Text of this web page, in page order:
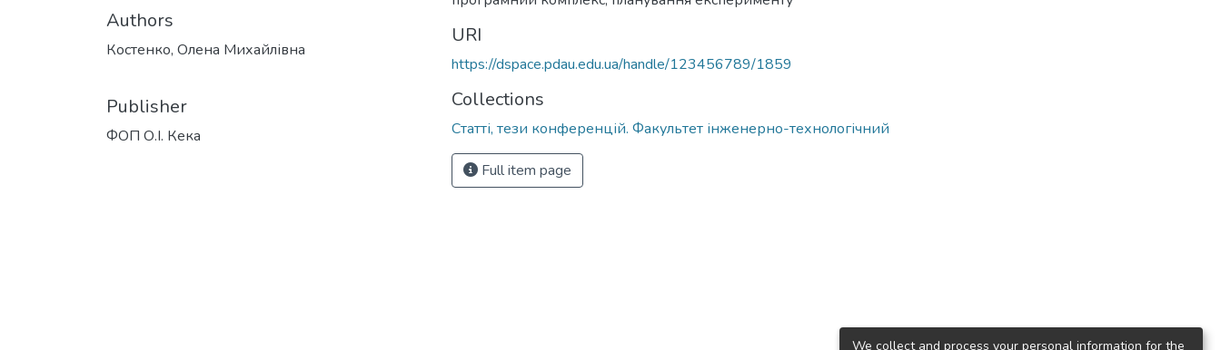
Authors
Костенко, Олена Михайлівна
Publisher
ФОП О.І. Кека
URI
https://dspace.pdau.edu.ua/handle/123456789/1859
Collections
Статті, тези конференцій. Факультет інженерно-технологічний
Full item page
We collect and process your personal information for the